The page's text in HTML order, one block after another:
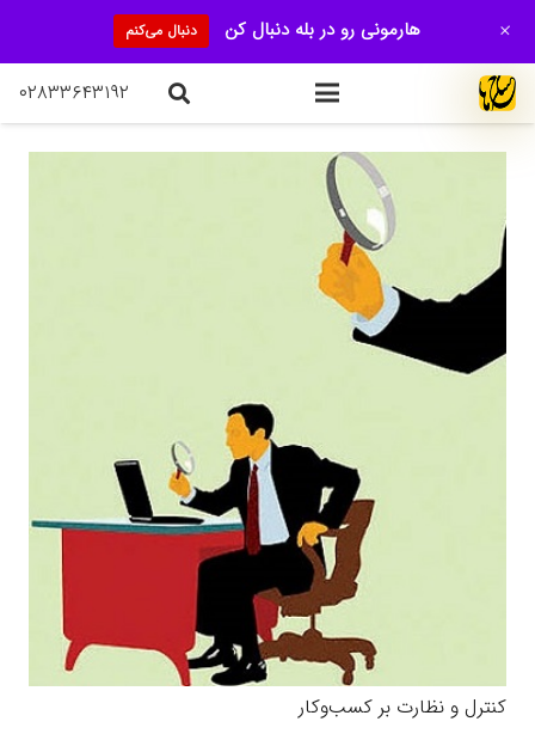
۰۲۸۳۳۶۴۳۱۹۲
کنترل و نظارت بر کسب‌وکار
هارمونی رو در بله دنبال کن دنبال می‌کنم +